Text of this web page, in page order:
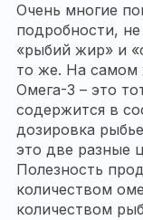
Очень многие
подробности,
«рыбий жир» и
то же. На самом
Омега-3 – это
содержится в
дозировка
это две разные
Полезность
количеством
количеством